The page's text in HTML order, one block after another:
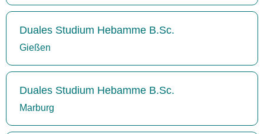
Duales Studium Hebamme B.Sc.
Gießen
Duales Studium Hebamme B.Sc.
Marburg